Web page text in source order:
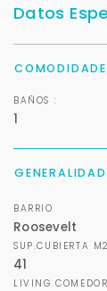
Datos
BAÑOS :
1
BARRIO
Roosevelt
SUP.CUBIERTA M2
41
LIVING COMEDOR